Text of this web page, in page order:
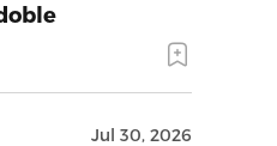
Jul 30, 2026